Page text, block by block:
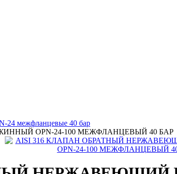
24 межфланцевые 40 бар
OPN-24-100 МЕЖФЛАНЦЕВЫЙ 40 БАР